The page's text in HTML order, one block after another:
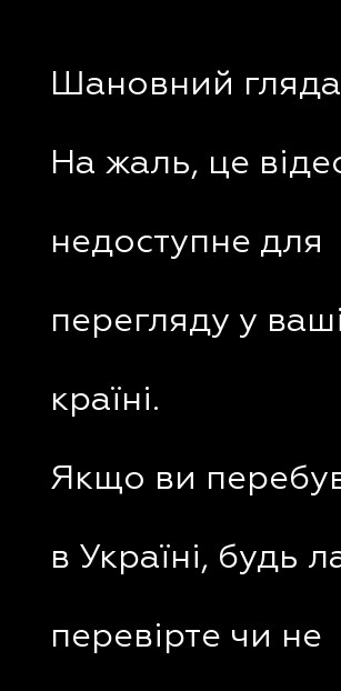
Шановний
На жаль, це
недоступне для
перегляду у
країні.
Якщо ви
в Україні, будь
перевірте чи не